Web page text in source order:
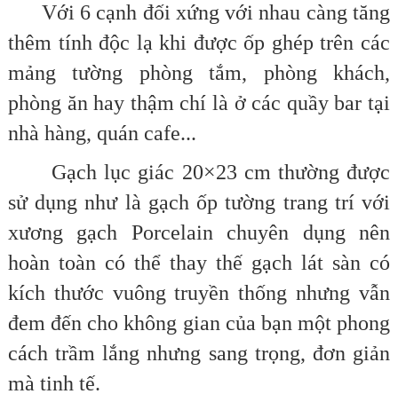
Với 6 cạnh đối xứng với nhau càng tăng
thêm tính độc lạ khi được ốp ghép trên các
mảng tường phòng tắm, phòng khách,
phòng ăn hay thậm chí là ở các quầy bar tại
nhà hàng, quán cafe...
Gạch lục giác 20×23 cm thường được
sử dụng như là gạch ốp tường trang trí với
xương gạch Porcelain chuyên dụng nên
hoàn toàn có thể thay thế gạch lát sàn có
kích thước vuông truyền thống nhưng vẫn
đem đến cho không gian của bạn một phong
cách trầm lắng nhưng sang trọng, đơn giản
mà tinh tế.